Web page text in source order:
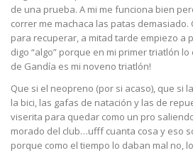
de una prueba. A mi me funciona bien
correr me machaca las patas demasiado.
para recuperar, a mitad tarde empiezo a
digo “algo” porque en mi primer triatlón
de Gandía es mi noveno triatlón!
Que si el neopreno (por si acaso), que si
la bici, las gafas de natación y las de
viserita para quedar como un pro
morado del club…ufff cuanta cosa y eso
porque como el tiempo lo daban mal no,